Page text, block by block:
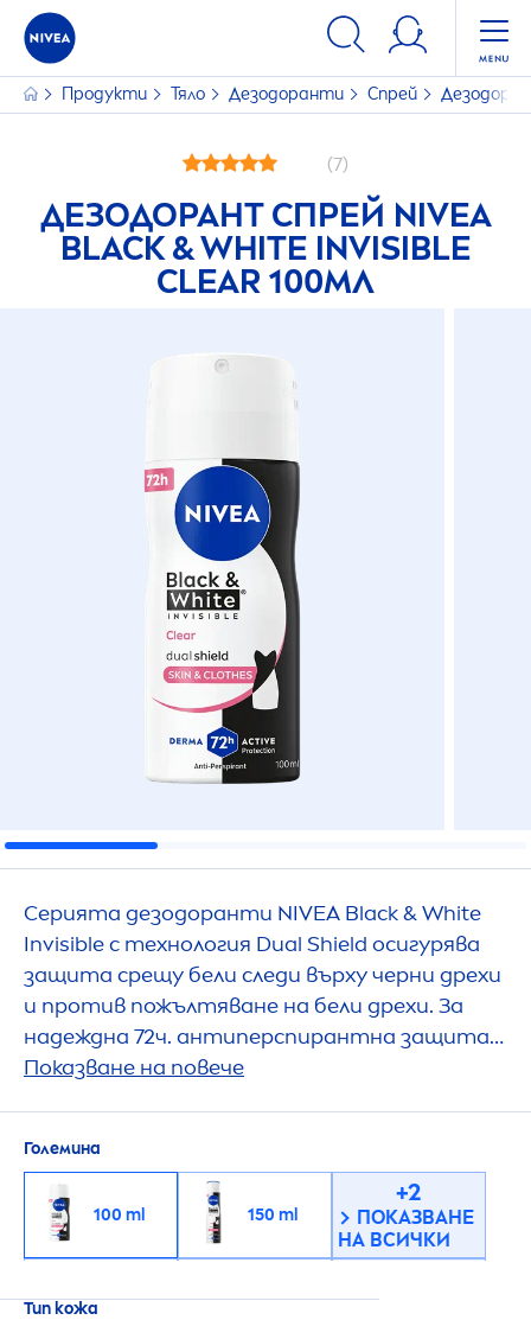
Продукти Тяло Дезодоранти Спрей
(7)
ДЕЗОДОРАНТ СПРЕЙ NIVEA
BLACK&WHITE INVISIBLE
CLEAR 100МЛ
Серията дезодоранти NIVEA Black&White
Invisible с технология Dual Shield осигурява
защита срещу бели следи върху черни дрехи
и против пожълтяване на бели дрехи. За
надеждна 72ч. антиперспирантна защита
срещу изпотяване и неприятна миризма,
Показване на повече
Големина
100 ml 150 ml
+2
ПОКАЗВАНЕ
НА ВСИЧКИ
200 ml 250 ml
НА ПО-МАЛКО
Тип кожа